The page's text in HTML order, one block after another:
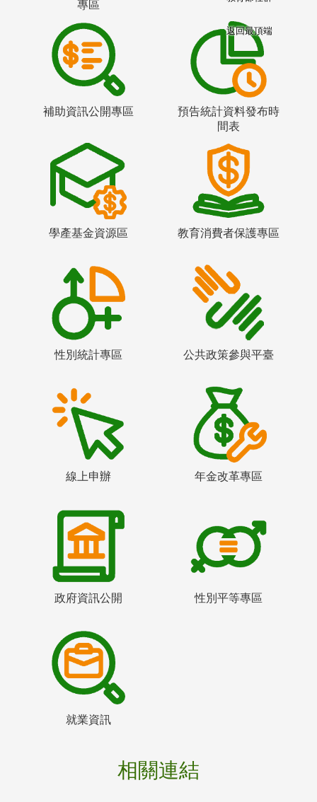
專區
補助資訊公開專區
預告統計資料發布時
間表
學產基金資源區 教育消費者保護專區
性別統計專區 公共政策參與平臺
線上申辦 年金改革專區
政府資訊公開 性別平等專區
就業資訊
相關連結
返回最頂端